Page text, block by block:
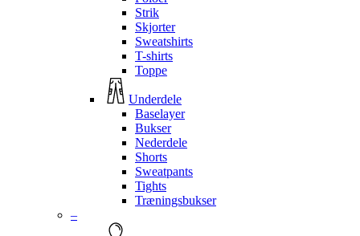
Strik
Skjorter
Sweatshirts
T-shirts
Toppe
Underdele
Baselayer
Bukser
Nederdele
Shorts
Sweatpants
Tights
Træningsbukser
–